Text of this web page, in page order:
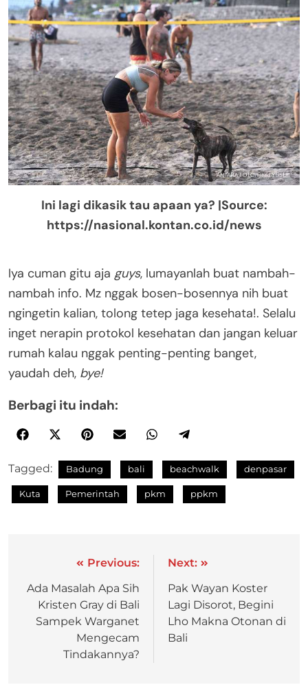
Ini lagi dikasik tau apaan ya? |Source:
https://nasional.kontan.co.id/news
Iya cuman gitu aja guys, lumayanlah buat nambah-
nambah info. Mz nggak bosen-bosennya nih buat
ngingetin kalian, tolong tetep jaga kesehata!. Selalu
inget nerapin protokol kesehatan dan jangan keluar
rumah kalau nggak penting-penting banget,
yaudah deh, bye!
Berbagi itu indah:
Tagged: Badung bali beachwalk denpasar
Kuta Pemerintah pkm ppkm
Previous:
Ada Masalah Apa Sih
Kristen Gray di Bali
Sampek Warganet
Mengecam
Tindakannya?
Next:
Pak Wayan Koster
Lagi Disorot, Begini
Lho Makna Otonan di
Bali